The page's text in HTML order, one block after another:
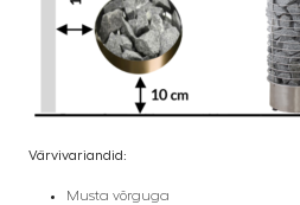
Värvivariandid:
Musta võrguga